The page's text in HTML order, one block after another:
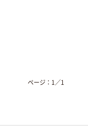
ページ： 1 ／1